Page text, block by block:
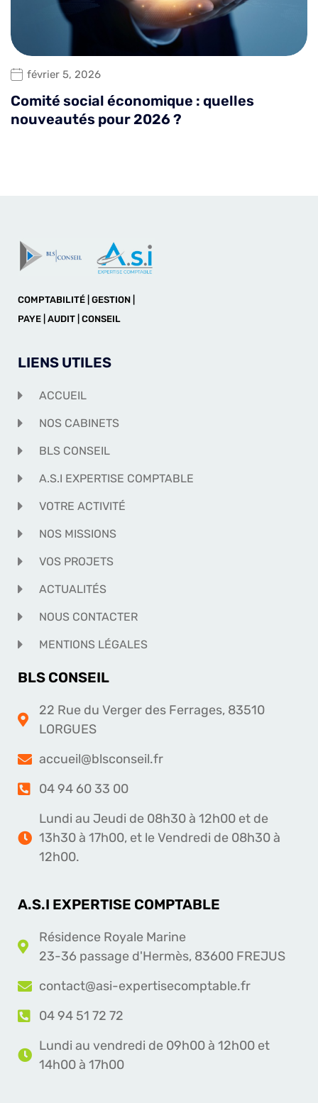
février 5, 2026
Comité social économique : quelles
nouveautés pour 2026 ?
COMPTABILITÉ | GESTION |
PAYE | AUDIT | CONSEIL
LIENS UTILES
ACCUEIL
NOS CABINETS
BLS CONSEIL
A.S.I EXPERTISE COMPTABLE
VOTRE ACTIVITÉ
NOS MISSIONS
VOS PROJETS
ACTUALITÉS
NOUS CONTACTER
MENTIONS LÉGALES
BLS CONSEIL
22 Rue du Verger des Ferrages, 83510
LORGUES
accueil@blsconseil.fr
04 94 60 33 00
Lundi au Jeudi de 08h30 à 12h00 et de
13h30 à 17h00, et le Vendredi de 08h30 à
12h00.
A.S.I EXPERTISE COMPTABLE
Résidence Royale Marine
23-36 passage d'Hermès, 83600 FREJUS
contact@asi-expertisecomptable.fr
04 94 51 72 72
Lundi au vendredi de 09h00 à 12h00 et
14h00 à 17h00